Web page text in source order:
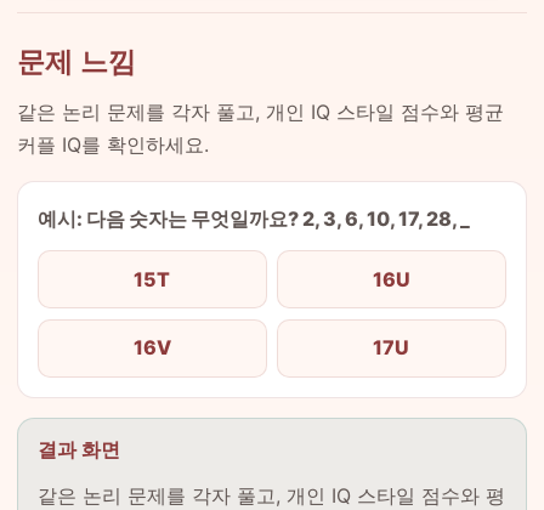
문제 느낌
같은 논리 문제를 각자 풀고, 개인 IQ 스타일 점수와 평균
커플 IQ를 확인하세요.
예시: 다음 숫자는 무엇일까요? 2, 3, 6, 10, 17, 28, _
15T 16U
16V 17U
결과 화면
같은 논리 문제를 각자 풀고, 개인 IQ 스타일 점수와 평